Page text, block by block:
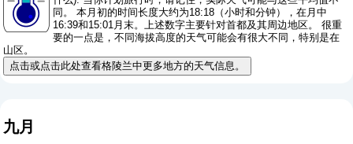
同。 本月初的时间长度大约为18:18（小时和分钟），在月中
16:39和15:01月末。上述数字主要针对首都及其周边地区。 很重
要的一点是，不同海拔高度的天气可能会有很大不同，特别是在
山区。
点击或点击此处查看格陵兰中更多地方的天气信息。
九月